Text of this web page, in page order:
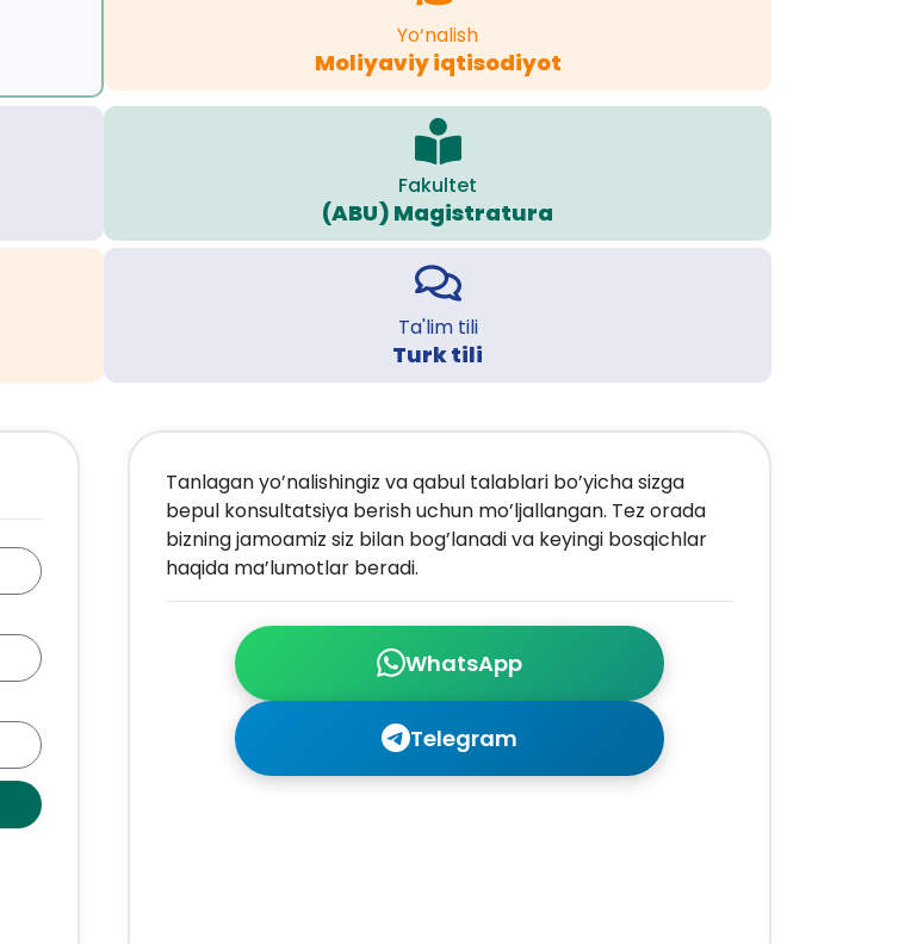
Yo‘nalish
Moliyaviy iqtisodiyot
Fakultet
(ABU) Magistratura
Ta'lim tili
Turk tili
WhatsApp
Telegram
Tanlagan yo’nalishingiz va qabul talablari bo’yicha sizga
bepul konsultatsiya berish uchun mo’ljallangan. Tez orada
bizning jamoamiz siz bilan bog’lanadi va keyingi bosqichlar
haqida ma’lumotlar beradi.